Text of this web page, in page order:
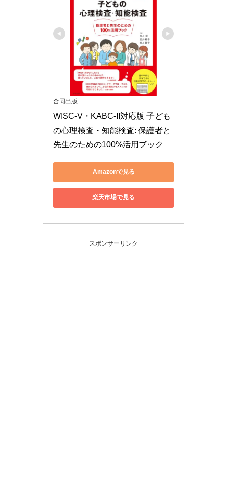
合同出版
WISC-V・KABC-II対応版 子ども
の心理検査・知能検査: 保護者と
先生のための100%活用ブック
Amazonで見る
楽天市場で見る
スポンサーリンク